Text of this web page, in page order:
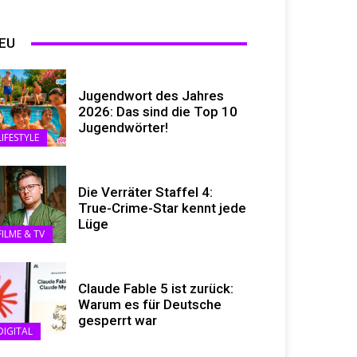
Jugendwort des Jahres
2026: Das sind die Top 10
Jugendwörter!
& TV
Die Verräter Staffel 4:
True-Crime-Star kennt jede
Lüge
Claude Fable 5 ist zurück:
Warum es für Deutsche
gesperrt war